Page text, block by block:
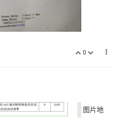
0
图片地